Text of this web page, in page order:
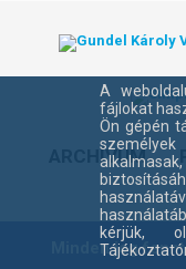
ARCHÍVUM
Minden jog
A
fájlokat
Ön gépén
kérjük,